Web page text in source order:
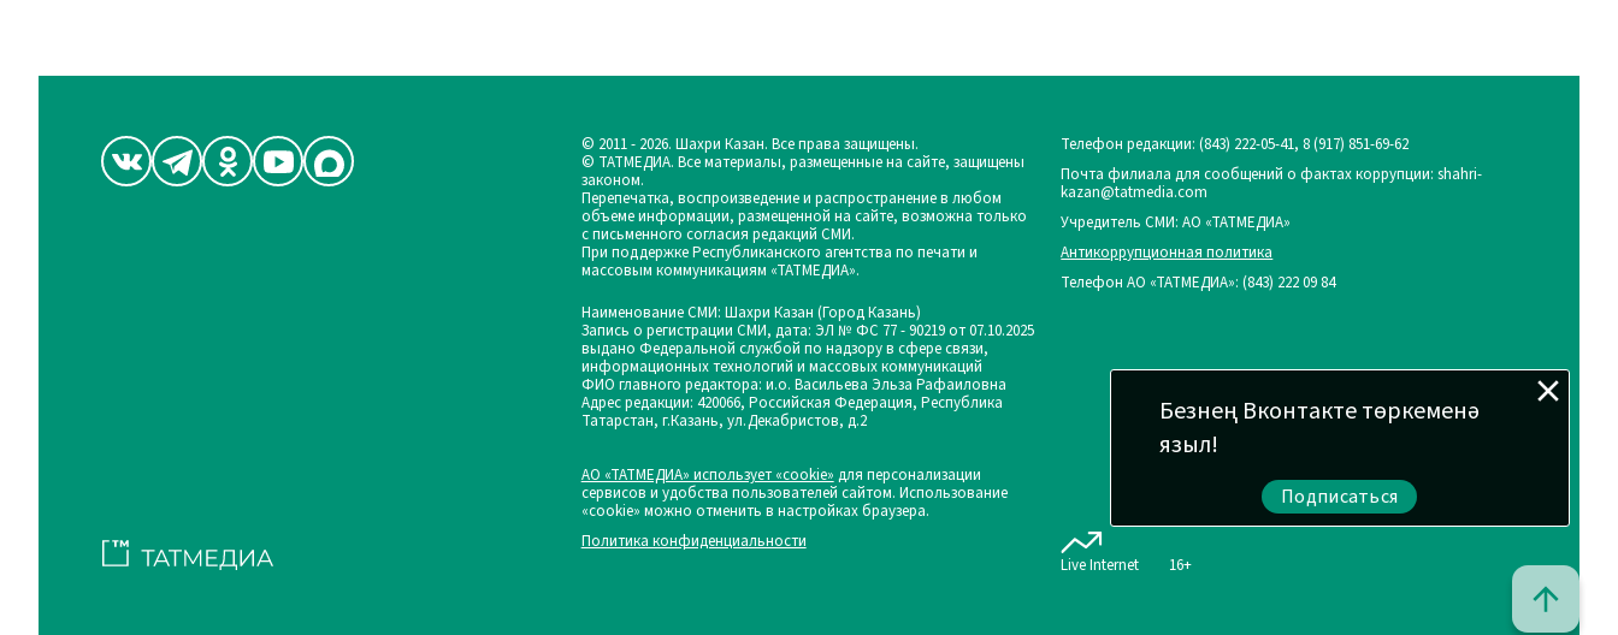
Безнең Вконтакте төркеменә
языл!
Подписаться
© 2011 - 2026. Шахри Казан. Все права защищены.
© ТАТМЕДИА. Все материалы, размещенные на сайте, защищены
законом.
Перепечатка, воспроизведение и распространение в любом
объеме информации, размещенной на сайте, возможна только
с письменного согласия редакций СМИ.
При поддержке Республиканского агентства по печати и
массовым коммуникациям «ТАТМЕДИА».
Наименование СМИ: Шахри Казан (Город Казань)
Запись о регистрации СМИ, дата: ЭЛ № ФС 77 - 90219 от 07.10.2025
выдано Федеральной службой по надзору в сфере связи,
информационных технологий и массовых коммуникаций
ФИО главного редактора: и.о. Васильева Эльза Рафаиловна
Адрес редакции: 420066, Российская Федерация, Республика
Татарстан, г.Казань, ул.Декабристов, д.2
АО «ТАТМЕДИА» использует «cookie» для персонализации
сервисов и удобства пользователей сайтом. Использование
«cookie» можно отменить в настройках браузера.
Политика конфиденциальности
Телефон редакции:(843) 222-05-41, 8 (917) 851-69-62
Почта филиала для сообщений о фактах коррупции: shahri-
kazan@tatmedia.com
Учредитель СМИ: АО «ТАТМЕДИА»
Антикоррупционная политика
Телефон АО «ТАТМЕДИА»: (843) 222 09 84
Live Internet 16+